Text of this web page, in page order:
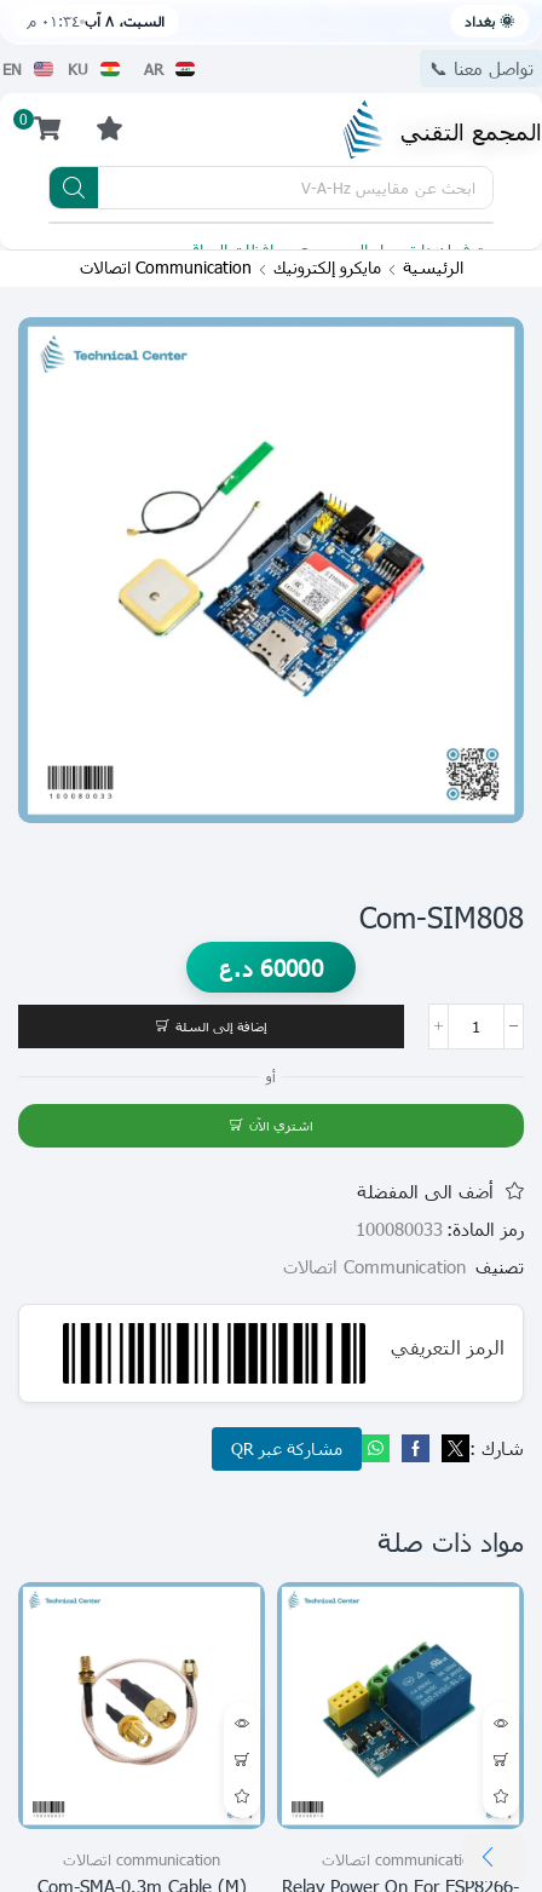
🌞 بغداد السبت، ٨ آب ٠١:٣٤ م
تواصل معنا 📞 AR
KU
EN
المجمع التقني 0
ابحث عن مقاييس V-A-Hz
يتوفر لدينا توصيل الى جميع محافظات العراق
الرئيسية مايكرو إلكترونيك Communication اتصالات
Com-SIM808
60000 د.ع
إضافة إلى السلة
أو
اشتري الآن
أضف الى المفضلة
رمز المادة: 100080033
تصنيف Communication اتصالات
الرمز التعريفي
شارك : مشاركة عبر QR
مواد ذات صلة
communication اتصالات
Relay Power On For ESP8266-
communication اتصالات
Com-SMA-0.3m Cable (m)